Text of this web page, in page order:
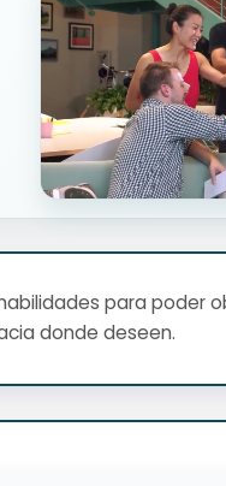
para poder
donde deseen.